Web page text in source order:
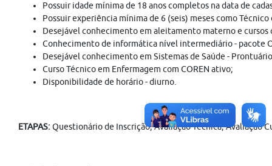
Possuir idade mínima de 18 anos completos na data de
Possuir experiência mínima de 6 (seis) meses como
Desejável conhecimento em aleitamento materno e cursos
Conhecimento de informática nível intermediário - pacote
Desejável conhecimento em Sistemas de Saúde -
Curso Técnico em Enfermagem com COREN ativo;
Disponibilidade de horário - diurno.
ETAPAS:Questionário de Inscrição; Avaliação Técnica; Avaliação